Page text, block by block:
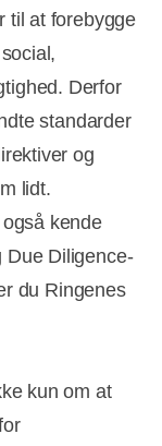
til at forebygge
Derfor
standarder
og
lidt.
kende
Due Diligence-
du Ringenes
kun om at